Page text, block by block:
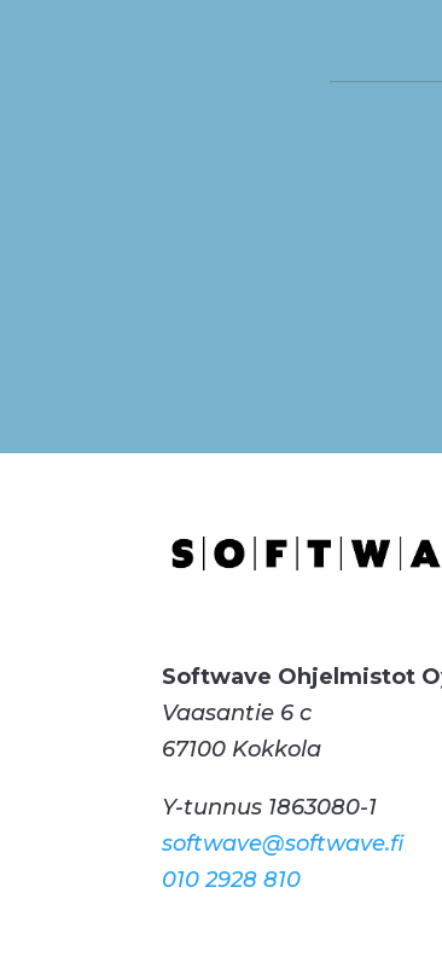
Softwave Ohjelmistot
Vaasantie 6 c
67100 Kokkola
Y-tunnus 1863080-1
softwave@softwave.fi
010 2928 810